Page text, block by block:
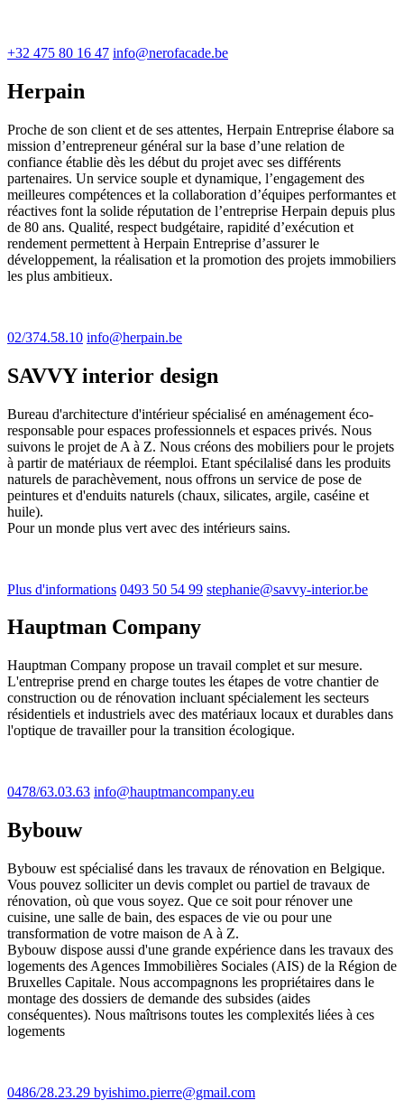
+32 475 80 16 47 info@nerofacade.be
Herpain
Proche de son client et de ses attentes, Herpain Entreprise élabore sa
mission d’entrepreneur général sur la base d’une relation de
confiance établie dès les début du projet avec ses différents
partenaires. Un service souple et dynamique, l’engagement des
meilleures compétences et la collaboration d’équipes performantes et
réactives font la solide réputation de l’entreprise Herpain depuis plus
de 80 ans. Qualité, respect budgétaire, rapidité d’exécution et
rendement permettent à Herpain Entreprise d’assurer le
développement, la réalisation et la promotion des projets immobiliers
les plus ambitieux.
02/374.58.10 info@herpain.be
SAVVY interior design
Bureau d'architecture d'intérieur spécialisé en aménagement éco-
responsable pour espaces professionnels et espaces privés. Nous
suivons le projet de A à Z. Nous créons des mobiliers pour le projets
à partir de matériaux de réemploi. Etant spécilalisé dans les produits
naturels de parachèvement, nous offrons un service de pose de
peintures et d'enduits naturels (chaux, silicates, argile, caséine et
huile).
Pour un monde plus vert avec des intérieurs sains.
Plus d'informations 0493 50 54 99 stephanie@savvy-interior.be
Hauptman Company
Hauptman Company propose un travail complet et sur mesure.
L'entreprise prend en charge toutes les étapes de votre chantier de
construction ou de rénovation incluant spécialement les secteurs
résidentiels et industriels avec des matériaux locaux et durables dans
l'optique de travailler pour la transition écologique.
0478/63.03.63 info@hauptmancompany.eu
Bybouw
Bybouw est spécialisé dans les travaux de rénovation en Belgique.
Vous pouvez solliciter un devis complet ou partiel de travaux de
rénovation, où que vous soyez. Que ce soit pour rénover une
cuisine, une salle de bain, des espaces de vie ou pour une
transformation de votre maison de A à Z.
Bybouw dispose aussi d'une grande expérience dans les travaux des
logements des Agences Immobilières Sociales (AIS) de la Région de
Bruxelles Capitale. Nous accompagnons les propriétaires dans le
montage des dossiers de demande des subsides (aides
conséquentes). Nous maîtrisons toutes les complexités liées à ces
logements
0486/28.23.29 byishimo.pierre@gmail.com